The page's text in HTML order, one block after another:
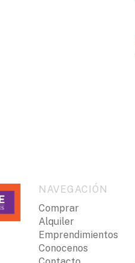
NAVEGACIÓN
Comprar
Alquiler
Emprendimientos
Conocenos